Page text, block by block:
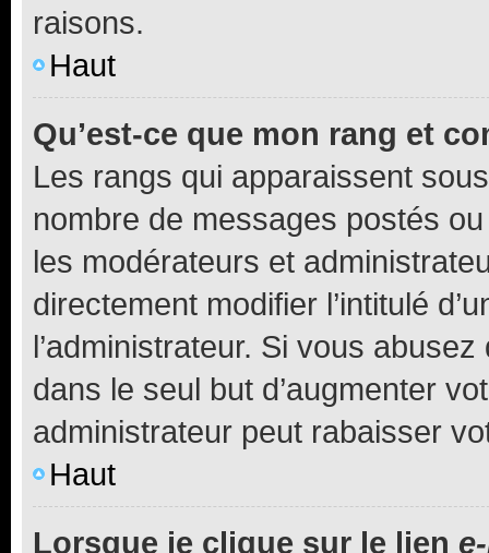
raisons.
Haut
Qu’est-ce que mon rang et
Les rangs qui apparaissent
nombre de messages postés
les modérateurs et
directement modifier l’intitulé
l’administrateur. Si vous
dans le seul but d’augmenter
administrateur peut rabaisser
Haut
Lorsque je clique sur le lien